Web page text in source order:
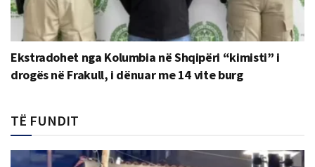
Ekstradohet nga Kolumbia në Shqipëri “kimisti” i
drogës në Frakull, i dënuar me 14 vite burg
TË FUNDIT